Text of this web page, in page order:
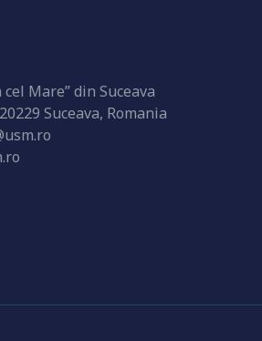
Mare” din Suceava
Suceava, Romania